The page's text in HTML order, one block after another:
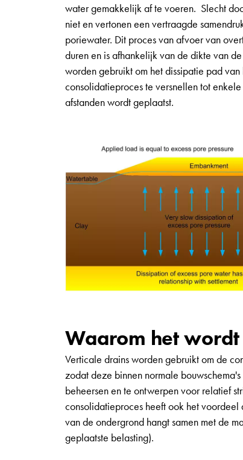
water gemakkelijk af te voeren. Slecht
niet en vertonen een vertraagde
poriewater. Dit proces van afvoer van
duren en is afhankelijk van de dikte van
worden gebruikt om het dissipatie pad
consolidatieproces te versnellen tot
afstanden wordt geplaatst.
Waarom het
Verticale drains worden gebruikt om de
zodat deze binnen normale
beheersen en te ontwerpen voor relatief
consolidatieproces heeft ook het
van de ondergrond hangt samen met de
geplaatste belasting).